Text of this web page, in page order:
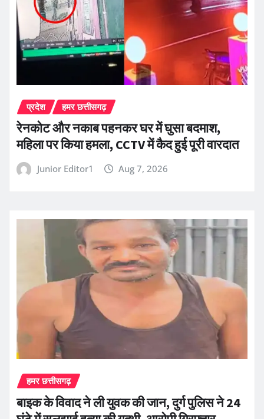
प्रदेश हमर छत्तीसगढ़
रेनकोट और नकाब पहनकर घर में घुसा बदमाश,
महिला पर किया हमला, CCTV में कैद हुई पूरी वारदात
Junior Editor1 Aug 7, 2026
हमर छत्तीसगढ़
बाइक के विवाद ने ली युवक की जान, दुर्ग पुलिस ने 24